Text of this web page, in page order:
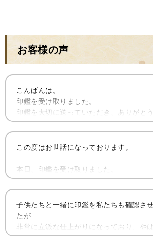
お客様の声
こんばんは。
印鑑を受け取りました。
印鑑を大切に送っていただき、ありがと
蓋を開け、まず冊子を拝読しました。
裏面の最初の質問の答えは即答でした。
『自分を信じて』
そして白い袋から印鑑を取り出すと、
そこから既に新しい人生が始まった氣持
印を押すと、とても美しく押すことがで
そして、字体を眺めていると心がすーっ
この度はお世話になっております。
本日、印鑑を受け取りました。
人生の大切な節目の印鑑をとても素敵に
大変感謝致しております。
きめ細やかなご対応をいただき、とても
引ができ嬉しく思います。
子供たちと一緒に印鑑を私たちも確認さ
たが
非常に立派な仕上がりになっており、や
てよかったと